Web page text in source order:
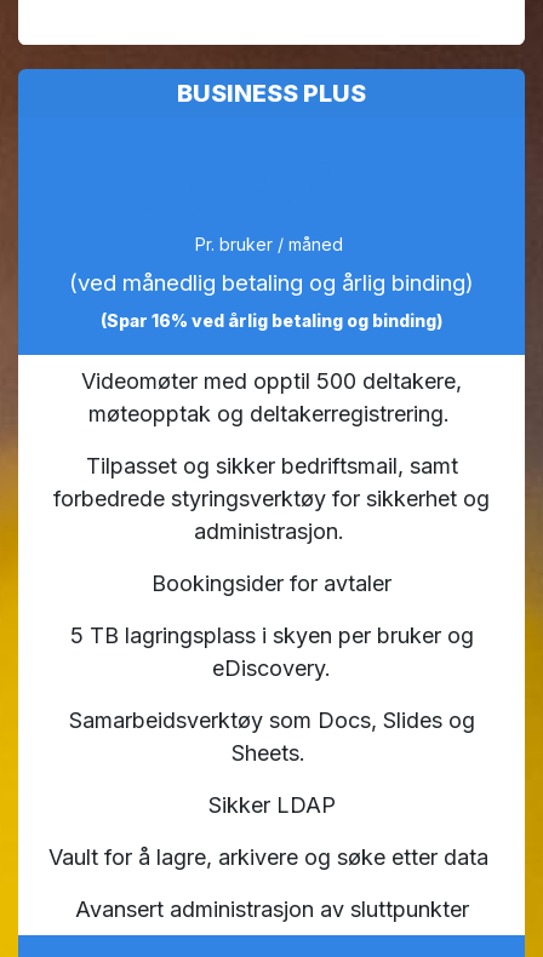
BUSINESS PLUS
Pr. bruker / måned
(ved månedlig betaling og årlig binding)
(Spar 16% ved årlig betaling og binding)
Videomøter med opptil 500 deltakere,
møteopptak og deltakerregistrering.
Tilpasset og sikker bedriftsmail, samt
forbedrede styringsverktøy for sikkerhet og
administrasjon.
Bookingsider for avtaler
5 TB lagringsplass i skyen per bruker og
eDiscovery.
Samarbeidsverktøy som Docs, Slides og
Sheets.
Sikker LDAP
Vault for å lagre, arkivere og søke etter data
Avansert administrasjon av sluttpunkter